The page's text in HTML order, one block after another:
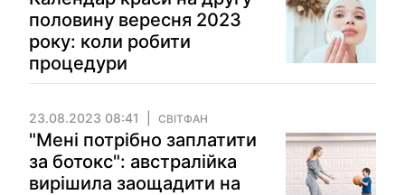
половину вересня 2023
року: коли робити
процедури
23.08.2023 08:41 СВІТФАН
"Мені потрібно заплатити
за ботокс": австралійка
вирішила заощадити на